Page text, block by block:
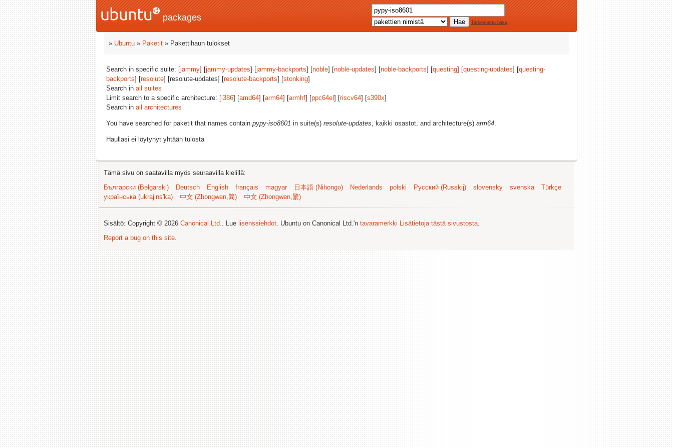
packages Tarkennettu haku
» Ubuntu » Paketit » Pakettihaun tulokset
Search in specific suite: [jammy] [jammy-updates] [jammy-backports] [noble] [noble-updates] [noble-backports] [questing] [questing-updates] [questing-
backports] [resolute] [resolute-updates] [resolute-backports] [stonking]
Search in all suites
Limit search to a specific architecture: [i386] [amd64] [arm64] [armhf] [ppc64el ] [riscv64] [s390x]
Search in all architectures
You have searched for paketit that names contain pypy-iso8601 in suite(s) resolute-updates, kaikki osastot, and architecture(s) arm64.
Haullasi ei löytynyt yhtään tulosta
Tämä sivu on saatavilla myös seuraavilla kielillä:
Български (Bəlgarski)
Deutsch English français magyar 日本語 (Nihongo) Nederlands polski Русский (Russkij) slovensky svenska
Türkçe
українська (ukrajins'ka)
中文 (Zhongwen,简) 中文 (Zhongwen,繁)
Sisältö: Copyright © 2026 Canonical Ltd.. Lue lisenssiehdot. Ubuntu on Canonical Ltd.'n tavaramerkki Lisätietoja tästä sivustosta.
Report a bug on this site.